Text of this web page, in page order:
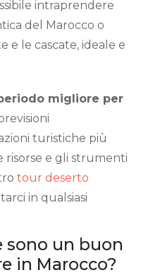
intraprendere
del Marocco o
e le cascate, ideale e
migliore per
turistiche più
risorse e gli strumenti
tour deserto
in qualsiasi
sono un buon
in Marocco?